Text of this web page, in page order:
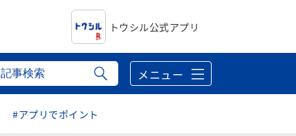
トウシル公式アプリ
メニュー
#アプリでポイント